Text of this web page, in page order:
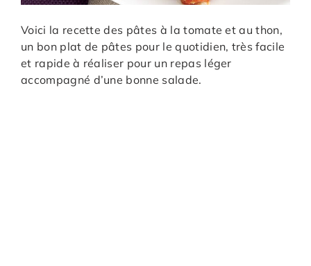
Voici la recette des pâtes à la tomate et au thon,
un bon plat de pâtes pour le quotidien, très facile
et rapide à réaliser pour un repas léger
accompagné d’une bonne salade.